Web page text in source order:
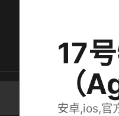
17
（
安卓,ios,官